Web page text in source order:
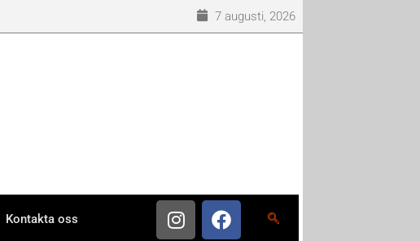
7 augusti, 2026
Kontakta oss